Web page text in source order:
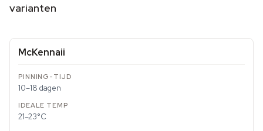
varianten
McKennaii
10–18 dagen
21–23°C